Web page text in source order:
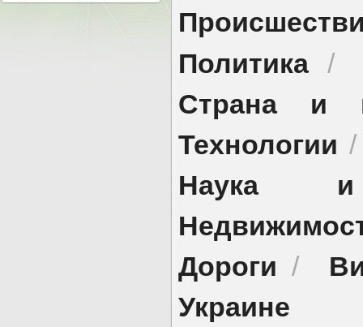
Политика/
Страна и
Технологии
Наука и
Дороги /
Украине